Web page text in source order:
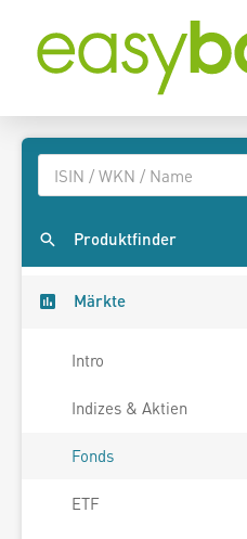
Produktfinder
Märkte
Intro
Indizes & Aktien
Fonds
ETF